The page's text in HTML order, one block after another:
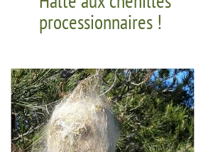
processionnaires !